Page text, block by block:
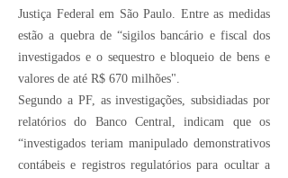
Justiça Federal em São Paulo. Entre as medidas
estão a quebra de “sigilos bancário e fiscal dos
investigados e o sequestro e bloqueio de bens e
valores de até R$ 670 milhões".
Segundo a PF, as investigações, subsidiadas por
relatórios do Banco Central, indicam que os
“investigados teriam manipulado demonstrativos
contábeis e registros regulatórios para ocultar a